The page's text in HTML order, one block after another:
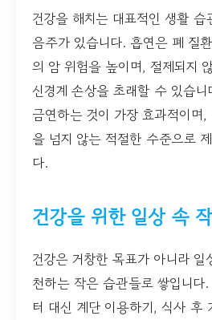
건강을 해치는 대표적인 생활
음주가 있습니다. 흡연은 폐 질
의 암 위험을 높이며, 절제되지
신경계 손상을 초래할 수 있습
금연하는 것이 가장 효과적이며
을 넘지 않는 적절한 수준으로
다.
건강을 위한 일상 속
건강은 거창한 목표가 아니라
천하는 작은 습관들로 쌓입니다
터 대신 계단 이용하기, 식사 후